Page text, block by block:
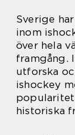
Sverige
inom
över hela
framgång.
utforska
ishockey
historiska